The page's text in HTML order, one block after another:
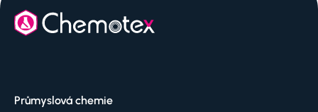
Průmyslová chemie